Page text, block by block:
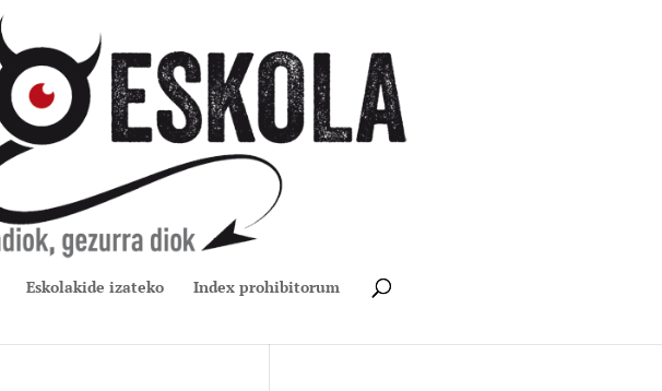
Eskolakide izateko Index prohibitorum